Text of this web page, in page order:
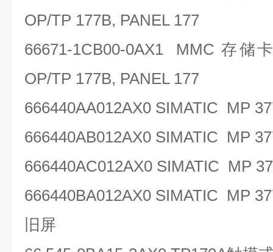
OP/TP 177B, PANEL 177
66671-1CB00-0AX1 MMC 存储
OP/TP 177B, PANEL 177
666440AA012AX0 SIMATIC MP
666440AB012AX0 SIMATIC MP
666440AC012AX0 SIMATIC MP
666440BA012AX0 SIMATIC MP
旧屏